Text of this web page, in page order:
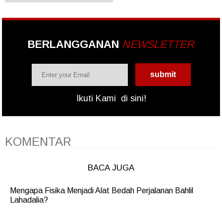
BERLANGGANAN NEWSLETTER
Ikuti Kami di sini!
KOMENTAR
BACA JUGA
Mengapa Fisika Menjadi Alat Bedah Perjalanan Bahlil
Lahadalia?